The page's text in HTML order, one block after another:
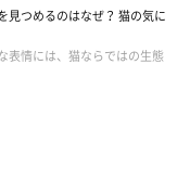
めに実践したい
見つめるのはなぜ？ 猫の気に
表情には、猫ならではの生態